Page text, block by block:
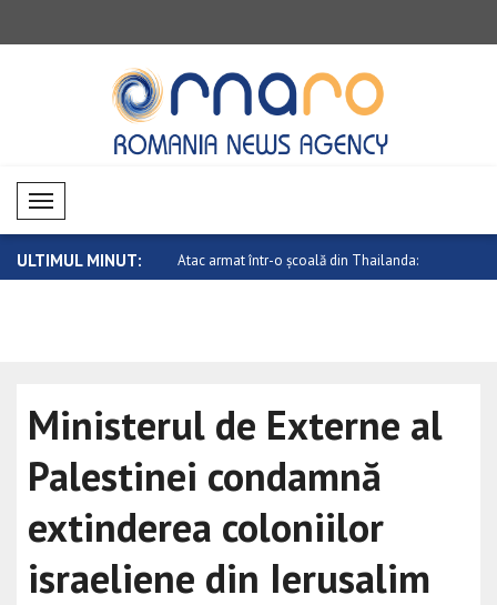
Mobil Menü
ULTIMUL MINUT:
în relațiile dintre Canada .. Atac armat într-o școală din Thailanda:
Ministerul de Externe al
Palestinei condamnă
extinderea coloniilor
israeliene din Ierusalim